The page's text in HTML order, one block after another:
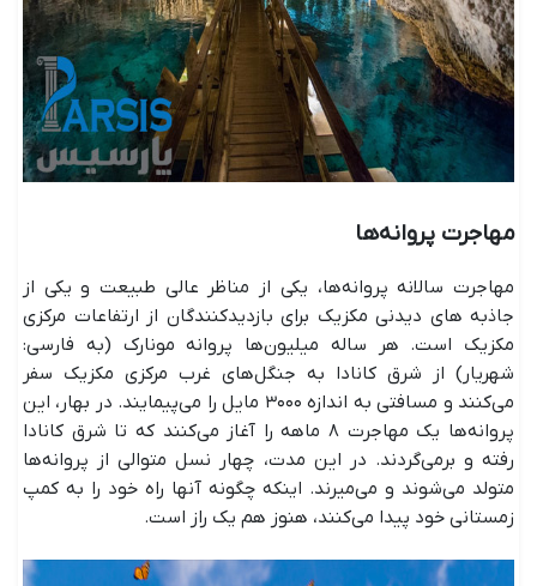
مهاجرت پروانه‌ها
مهاجرت سالانه پروانه‌ها، یکی از مناظر عالی طبیعت و یکی از
جاذبه های دیدنی مکزیک برای بازدیدکنندگان از ارتفاعات مرکزی
مکزیک است. هر ساله میلیون‌ها پروانه مونارک (به فارسی:
شهریار) از شرق کانادا به جنگل‌های غرب مرکزی مکزیک سفر
می‌کنند و مسافتی به اندازه ۳۰۰۰ مایل را می‌پیمایند. در بهار، این
پروانه‌ها یک مهاجرت ۸ ماهه را آغاز می‌کنند که تا شرق کانادا
رفته و برمی‌گردند. در این مدت، چهار نسل متوالی از پروانه‌ها
متولد می‌شوند و می‌میرند. اینکه چگونه آنها راه خود را به کمپ
زمستانی خود پیدا می‌کنند، هنوز هم یک راز است.